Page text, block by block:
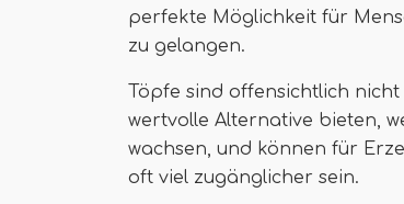
perfekte Möglichkeit für
zu gelangen.
Töpfe sind offensichtlich
wertvolle Alternative bieten,
wachsen, und können für
oft viel zugänglicher sein.